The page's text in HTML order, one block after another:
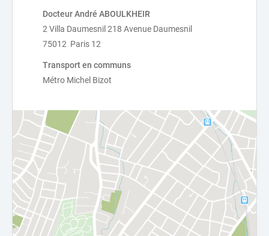
Docteur André ABOULKHEIR
2 Villa Daumesnil 218 Avenue Daumesnil
75012 Paris 12
Transport en communs
Métro Michel Bizot